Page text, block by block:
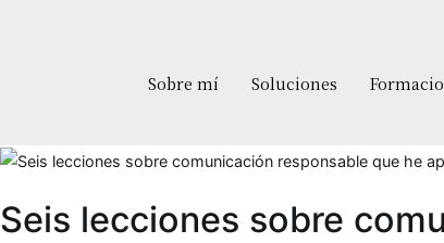
Sobre mí Soluciones
Seis lecciones sobre